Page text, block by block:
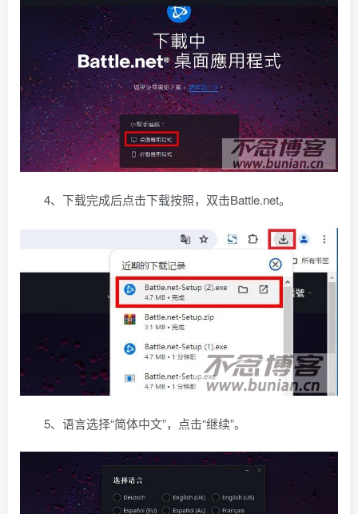
4、下载完成后点击下载按照，双击Battle.net。
5、语言选择“简体中文”，点击“继续”。